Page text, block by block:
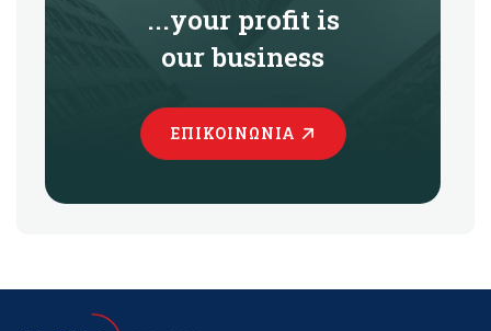
...your profit is
our business
ΕΠΙΚΟΙΝΩΝΊΑ